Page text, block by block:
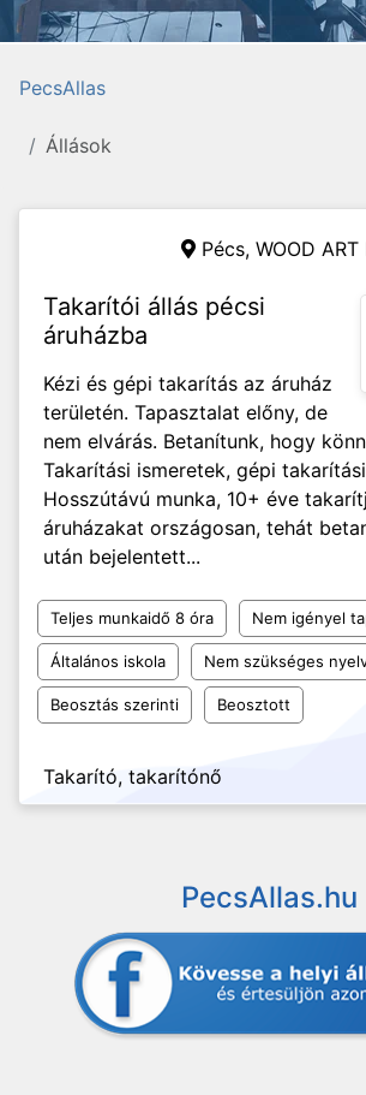
PecsAllas
Állások
Pécs, WOOD ART
Takarítói állás pécsi
áruházba
Kézi és gépi takarítás az áruház
területén. Tapasztalat előny, de
nem elvárás. Betanítunk, hogy
Takarítási ismeretek, gépi
Hosszútávú munka, 10+ éve
áruházakat országosan, tehát
után bejelentett...
Teljes munkaidő 8 óra Nem igényel
Általános iskola Nem szükséges
Beosztás szerinti Beosztott
Takarító, takarítónő
PecsAllas.hu